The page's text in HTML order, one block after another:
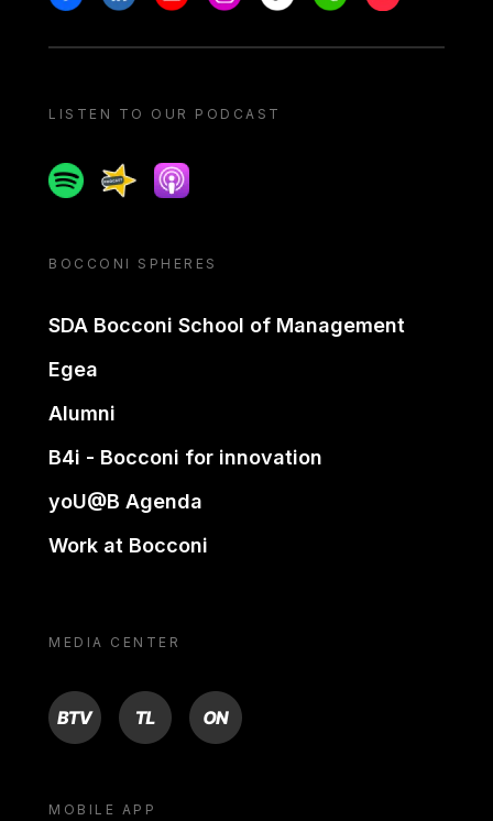
LISTEN TO OUR PODCAST
SpotifySpreakerApple podcast
BOCCONI SPHERES
SDA Bocconi School of Management
Egea
Alumni
B4i - Bocconi for innovation
yoU@B Agenda
Work at Bocconi
MEDIA CENTER
BTV TL ON
MOBILE APP